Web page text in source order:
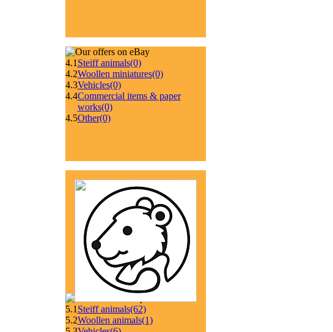
4.1 Steiff animals(0)
4.2Woollen miniatures(0)
4.3Vehicles(0)
4.4Commercial items & paper
works(0)
4.5Other(0)
5.1 Steiff animals(62)
5.2Woollen animals(1)